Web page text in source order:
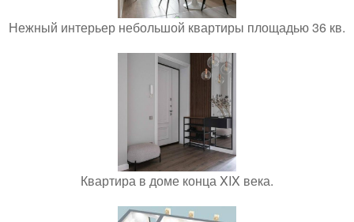
Нежный интерьер небольшой квартиры площадью 36 кв.
Квартира в доме конца XIX века.